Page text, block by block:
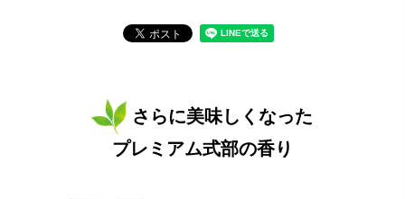
さらに美味しくなった
プレミアム式部の香り